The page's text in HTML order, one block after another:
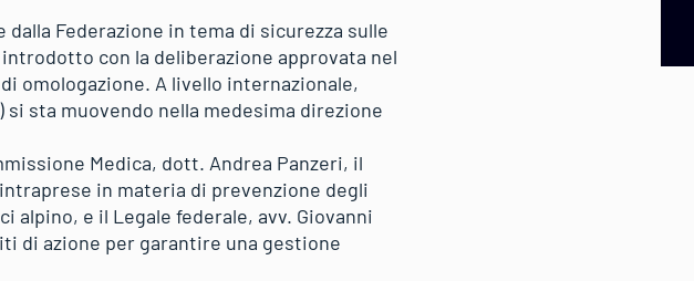
Federazione in tema di sicurezza sulle
con la deliberazione approvata nel
omologazione. A livello internazionale,
si sta muovendo nella medesima direzione
Medica, dott. Andrea Panzeri, il
in materia di prevenzione degli
e il Legale federale, avv. Giovanni
di azione per garantire una gestione